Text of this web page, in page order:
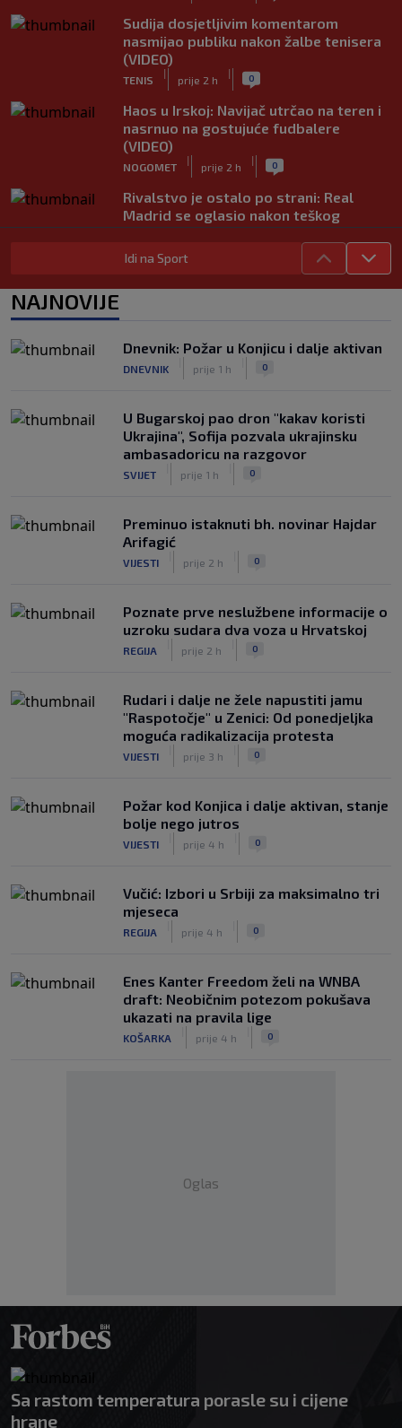
Sudija dosjetljivim komentarom
nasmijao publiku nakon žalbe tenisera
(VIDEO)
TENIS
|
prije 2 h
| 0
Haos u Irskoj: Navijač utrčao na teren i
nasrnuo na gostujuće fudbalere
(VIDEO)
NOGOMET
|
prije 2 h
| 0
Rivalstvo je ostalo po strani: Real
Madrid se oglasio nakon teškog
gubitka Lionela Messija
NOGOMET
prije 3 h
Infantino nekada poručivao: "Novac
NOGOMET
|
prije 4 h
|
Idi na Sport
NAJNOVIJE
Dnevnik: Požar u Konjicu i dalje aktivan
DNEVNIK prije 1 h 0
U Bugarskoj pao dron "kakav koristi
Ukrajina", Sofija pozvala ukrajinsku
ambasadoricu na razgovor
SVIJET prije 1 h 0
Preminuo istaknuti bh. novinar Hajdar
Arifagić
VIJESTI prije 2 h 0
Poznate prve neslužbene informacije o
uzroku sudara dva voza u Hrvatskoj
REGIJA prije 2 h 0
Rudari i dalje ne žele napustiti jamu
"Raspotočje" u Zenici: Od ponedjeljka
moguća radikalizacija protesta
VIJESTI prije 3 h 0
Požar kod Konjica i dalje aktivan, stanje
bolje nego jutros
VIJESTI prije 4 h 0
Vučić: Izbori u Srbiji za maksimalno tri
mjeseca
REGIJA prije 4 h 0
Enes Kanter Freedom želi na WNBA
draft: Neobičnim potezom pokušava
ukazati na pravila lige
KOŠARKA prije 4 h 0
Oglas
Sa rastom temperatura porasle su i cijene
hrane